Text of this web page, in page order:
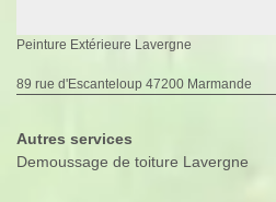
Peinture Extérieure Lavergne
89 rue d'Escanteloup 47200 Marmande
Autres services
Demoussage de toiture Lavergne